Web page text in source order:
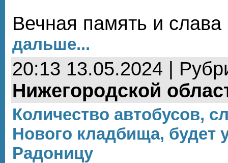
Вечная память и
дальше...
20:13 13.05.2024 |
Нижегородской
Количество автобусов,
Нового кладбища, будет
Радоницу